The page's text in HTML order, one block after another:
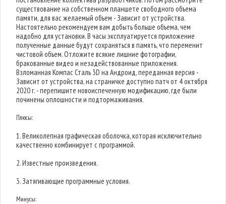
существование на собственном планшете свободного объема
памяти, для вас желаемый объем - Зависит от устройства.
Настоятельно рекомендуем вам добыть больше объема, чем
надобно для установки. В часы эксплуатируется приложение
полученные данные будут сохраняться в память, что переменит
чистовой объем. Отложите всякие лишние фотографии,
бракованные видео и незадействованные приложения.
Взломанная Компас Сталь 3D на Андроид, переданная версия -
Зависит от устройства, на страничке доступно патч от 4 октября
2020 г. - перепишите новоиспеченную модификацию, где были
починены оплошности и подтормаживания.
Плюсы:
1. Великолепная графическая оболочка, которая исключительно
качественно комбинирует с программой.
2. Известные произведения.
3. Затягивающие программные условия.
Минусы: